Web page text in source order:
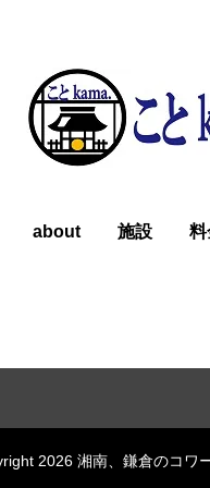
about 施設 料
2026 湘南、鎌倉のコワ